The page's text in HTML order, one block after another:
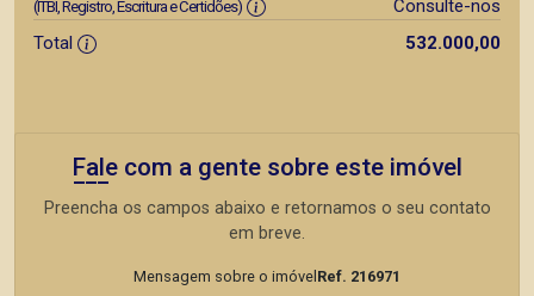
(ITBI, Registro, Escritura e Certidões)
Consulte-nos
Total
532.000,00
Fale com a gente sobre este imóvel
Preencha os campos abaixo e retornamos o seu contato
em breve.
Mensagem sobre o imóvel Ref. 216971